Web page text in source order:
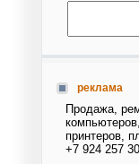
реклама
Продажа,
принтеров,
+7 924 257